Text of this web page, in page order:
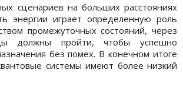
сценариев на больших расстояниях
энергии играет определенную роль
промежуточных состояний, через
должны пройти, чтобы успешно
без помех. В конечном итоге
системы имеют более низкий